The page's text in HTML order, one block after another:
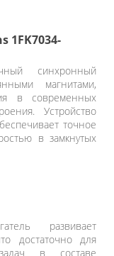
1FK7034-
синхронный
магнитами,
в современных
Устройство
точное
в замкнутых
развивает
достаточно для
в составе